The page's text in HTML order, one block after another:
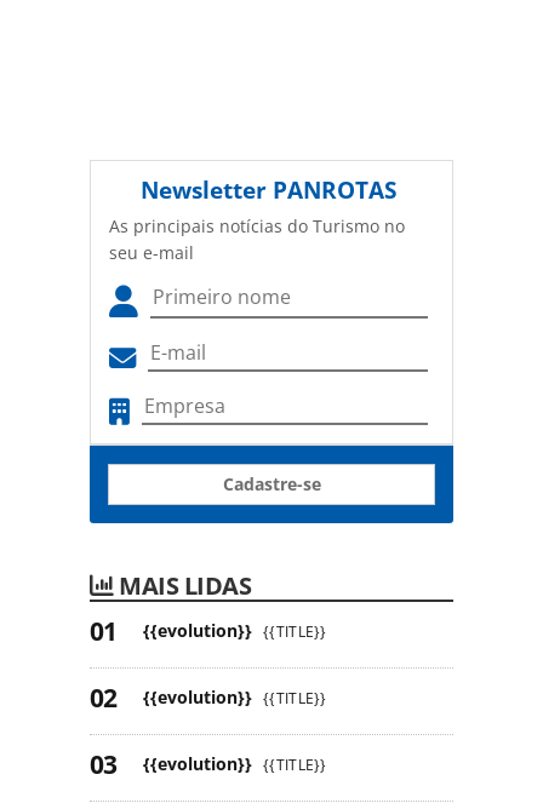
Newsletter PANROTAS
As principais notícias do Turismo no
seu e-mail
Cadastre-se
MAIS LIDAS
{{evolution}} {{TITLE}}
{{evolution}} {{TITLE}}
{{evolution}} {{TITLE}}